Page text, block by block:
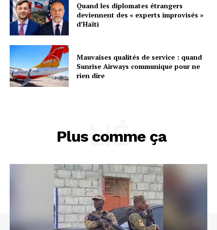
Quand les diplomates étrangers
deviennent des « experts improvisés »
d’Haïti
Mauvaises qualités de service : quand
Sunrise Airways communique pour ne
rien dire
Plus comme ça
LIÉ